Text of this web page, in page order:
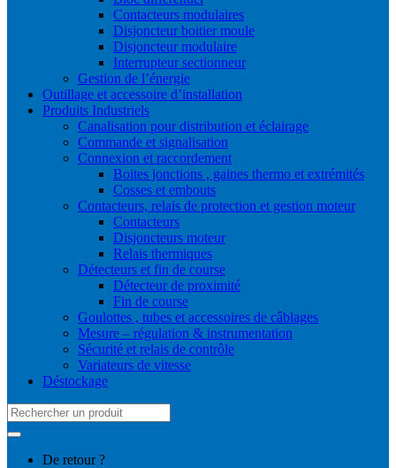
Contacteurs modulaires
Disjoncteur boitier moule
Disjoncteur modulaire
Interrupteur sectionneur
Gestion de l’énergie
Outillage et accessoire d’installation
Produits Industriels
Canalisation pour distribution et éclairage
Commande et signalisation
Connexion et raccordement
Boites jonctions , gaines thermo et extrémités
Cosses et embouts
Contacteurs, relais de protection et gestion moteur
Contacteurs
Disjoncteurs moteur
Relais thermiques
Détecteurs et fin de course
Détecteur de proximité
Fin de course
Goulottes , tubes et accessoires de câblages
Mesure – régulation & instrumentation
Sécurité et relais de contrôle
Variateurs de vitesse
Déstockage
Search
for:
De retour ?